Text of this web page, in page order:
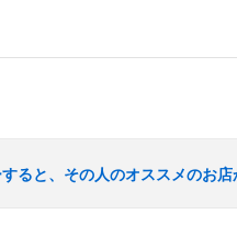
ると、その人のオススメのお店